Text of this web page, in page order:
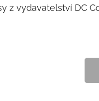
z vydavatelství DC